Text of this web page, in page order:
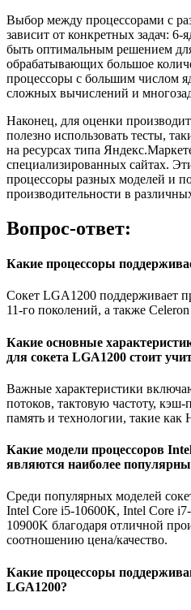
Выбор между процессорами с
зависит от конкретных задач:
быть оптимальным решением
обрабатывающих большое
процессоры с большим числом
сложных вычислений и
Наконец, для оценки
полезно использовать тесты,
на ресурсах типа
специализированных сайтах.
процессоры разных моделей и
производительности в
Вопрос-ответ:
Какие процессоры
Сокет LGA1200 поддерживает
11-го поколений, а также
Какие основные
для сокета LGA1200 стоит
Важные характеристики
потоков, тактовую частоту,
память и технологии, такие как
Какие модели процессоров
являются наиболее
Среди популярных моделей
Intel Core i5-10600K, Intel Core
10900K благодаря отличной
соотношению цена/качество.
Какие процессоры
LGA1200?